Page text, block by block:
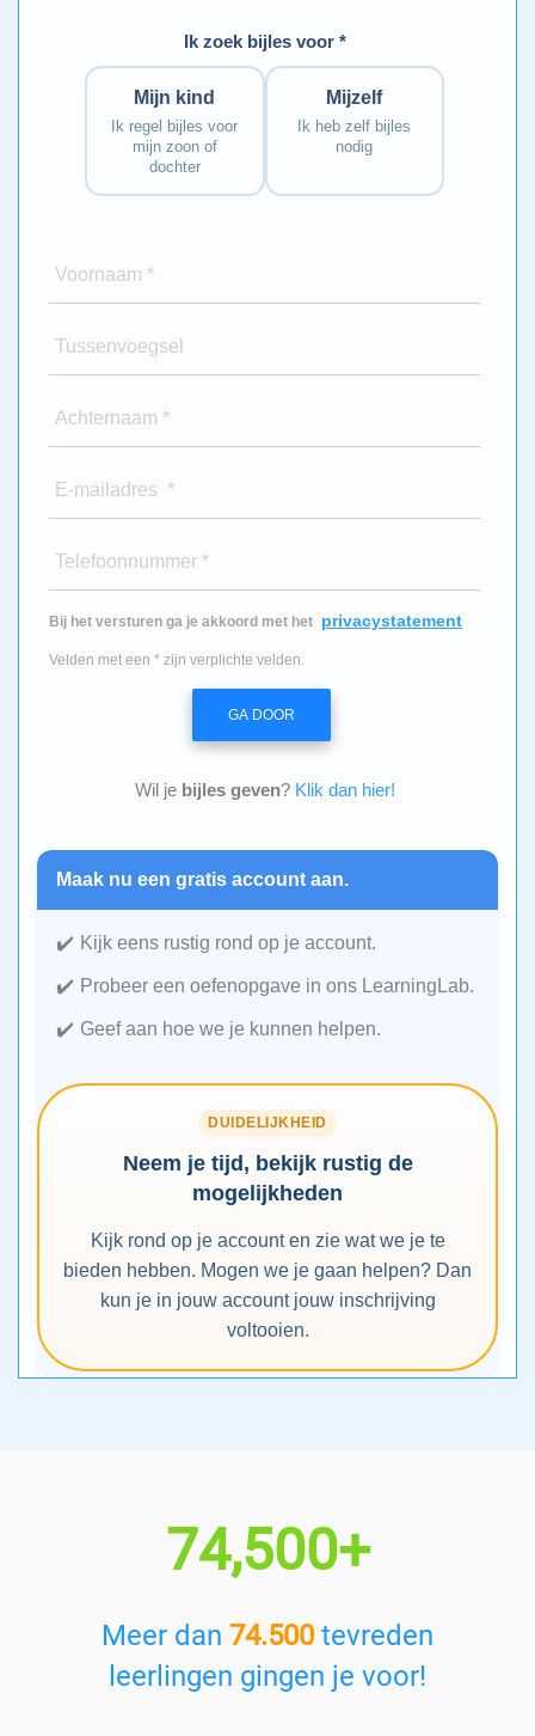
Ik zoek bijles voor *
Mijn kind
Ik regel bijles voor
mijn zoon of
dochter
Mijzelf
Ik heb zelf bijles
nodig
Voornaam *
Tussenvoegsel
Achternaam *
E-mailadres *
Telefoonnummer *
Bij het versturen ga je akkoord met het privacystatement
Velden met een * zijn verplichte velden.
GA DOOR
Wil je bijles geven? Klik dan hier!
Maak nu een gratis account aan.
Kijk eens rustig rond op je account.
Probeer een oefenopgave in ons LearningLab.
Geef aan hoe we je kunnen helpen.
DUIDELIJKHEID
Neem je tijd, bekijk rustig de
mogelijkheden
Kijk rond op je account en zie wat we je te
bieden hebben. Mogen we je gaan helpen? Dan
kun je in jouw account jouw inschrijving
voltooien.
74,500+
Meer dan 74.500tevreden
leerlingen gingen je voor!